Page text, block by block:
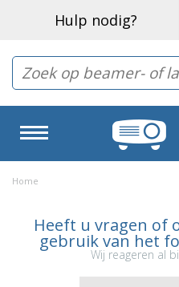
Hulp nodig?
Home
Heeft u vragen of
gebruik van het
Wij reageren al